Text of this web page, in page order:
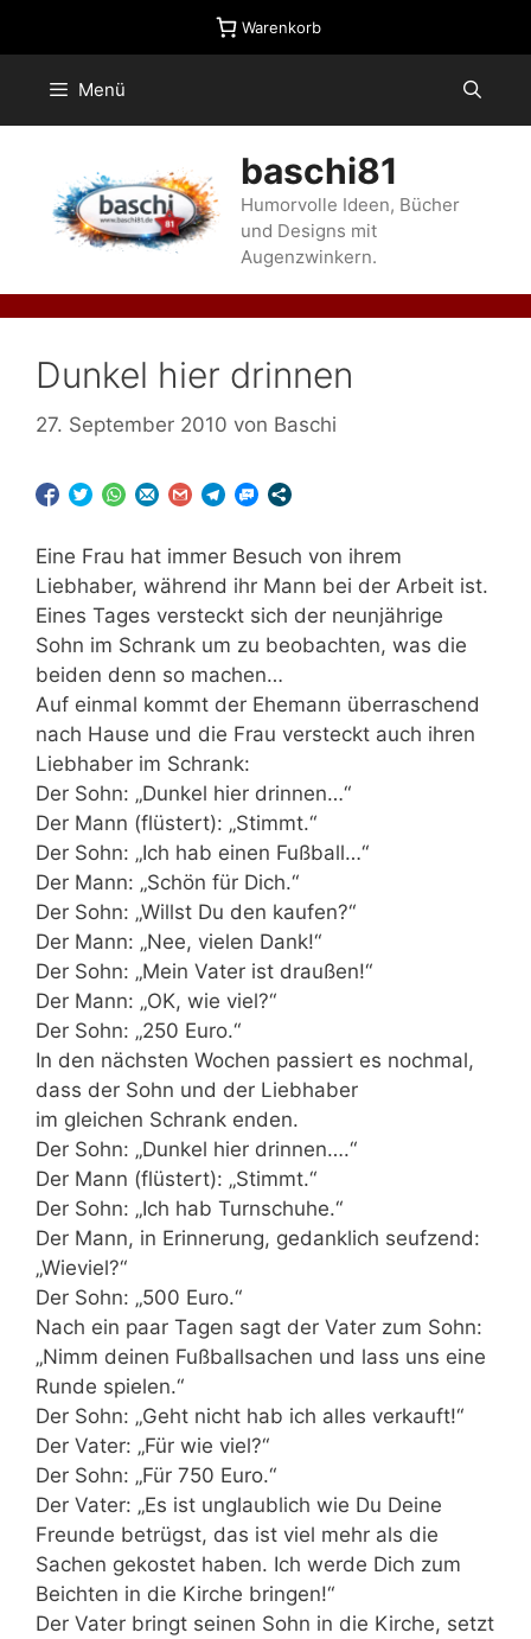
Warenkorb
Menü
baschi81
Humorvolle Ideen, Bücher
und Designs mit
Augenzwinkern.
Dunkel hier drinnen
27. September 2010 von Baschi
Eine Frau hat immer Besuch von ihrem
Liebhaber, während ihr Mann bei der Arbeit ist.
Eines Tages versteckt sich der neunjährige
Sohn im Schrank um zu beobachten, was die
beiden denn so machen…
Auf einmal kommt der Ehemann überraschend
nach Hause und die Frau versteckt auch ihren
Liebhaber im Schrank:
Der Sohn: „Dunkel hier drinnen…“
Der Mann (flüstert): „Stimmt.“
Der Sohn: „Ich hab einen Fußball…“
Der Mann: „Schön für Dich.“
Der Sohn: „Willst Du den kaufen?“
Der Mann: „Nee, vielen Dank!“
Der Sohn: „Mein Vater ist draußen!“
Der Mann: „OK, wie viel?“
Der Sohn: „250 Euro.“
In den nächsten Wochen passiert es nochmal,
dass der Sohn und der Liebhaber
im gleichen Schrank enden.
Der Sohn: „Dunkel hier drinnen….“
Der Mann (flüstert): „Stimmt.“
Der Sohn: „Ich hab Turnschuhe.“
Der Mann, in Erinnerung, gedanklich seufzend:
„Wieviel?“
Der Sohn: „500 Euro.“
Nach ein paar Tagen sagt der Vater zum Sohn:
„Nimm deinen Fußballsachen und lass uns eine
Runde spielen.“
Der Sohn: „Geht nicht hab ich alles verkauft!“
Der Vater: „Für wie viel?“
Der Sohn: „Für 750 Euro.“
Der Vater: „Es ist unglaublich wie Du Deine
Freunde betrügst, das ist viel mehr als die
Sachen gekostet haben. Ich werde Dich zum
Beichten in die Kirche bringen!“
Der Vater bringt seinen Sohn in die Kirche, setzt